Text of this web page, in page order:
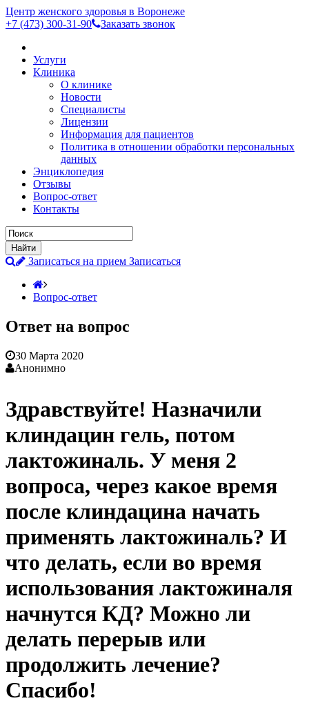
Центр женского здоровья в Воронеже
+7 (473) 300-31-90 Заказать звонок
Услуги
Клиника
О клинике
Новости
Специалисты
Лицензии
Информация для пациентов
Политика в отношении обработки персональных
данных
Энциклопедия
Отзывы
Вопрос-ответ
Контакты
Записаться на прием Записаться
Вопрос-ответ
Ответ на вопрос
30 Марта 2020
Анонимно
Здравствуйте! Назначили
клиндацин гель, потом
лактожиналь. У меня 2
вопроса, через какое время
после клиндацина начать
применять лактожиналь? И
что делать, если во время
использования лактожиналя
начнутся КД? Можно ли
делать перерыв или
продолжить лечение?
Спасибо!